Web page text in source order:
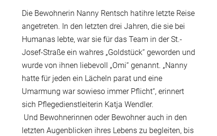
Die Bewohnerin Nanny Rentsch hatihre letzte Reise
angetreten. In den letzten drei Jahren, die sie bei
Humanas lebte, war sie für das Team in der St.-
Josef-Straße ein wahres „Goldstück“ geworden und
wurde von ihnen liebevoll „Omi“ genannt. „Nanny
hatte für jeden ein Lächeln parat und eine
Umarmung war sowieso immer Pflicht“, erinnert
sich Pflegedienstleiterin Katja Wendler.
Und Bewohnerinnen oder Bewohner auch in den
letzten Augenblicken ihres Lebens zu begleiten, bis